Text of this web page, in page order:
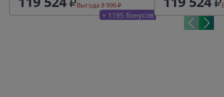
Выгода 8 996
+ 1195 бонусов